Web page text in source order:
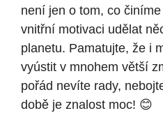
není jen o tom, co
vnitřní motivaci udělat
planetu. Pamatujte, že i
vyústit v mnohem větší
pořád nevíte rady,
době je znalost moc! 😊